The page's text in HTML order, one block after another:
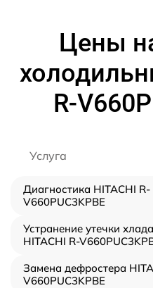
Цены
R-
Услуга
Диагностика HITACHI R-
V660PUC3KPBE
Устранение утечки
HITACHI R-
Замена дефростера
V660PUC3KPBE